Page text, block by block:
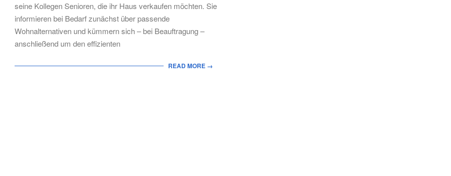
seine Kollegen Senioren, die ihr Haus verkaufen möchten. Sie
informieren bei Bedarf zunächst über passende
Wohnalternativen und kümmern sich – bei Beauftragung –
anschließend um den effizienten
READ MORE →